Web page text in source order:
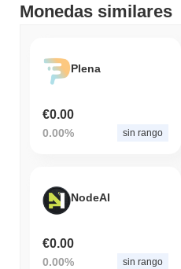
Monedas similares
Plena
€0.00
0.00% sin rango
NodeAI
€0.00
0.00% sin rango